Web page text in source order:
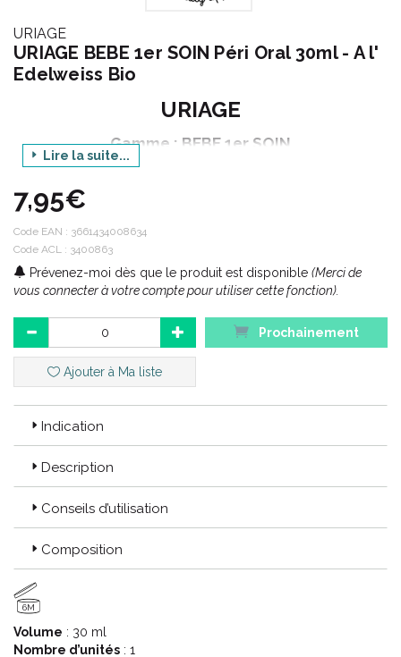
URIAGE
URIAGE BEBE 1er SOIN Péri Oral 30ml - A l'
Edelweiss Bio
URIAGE
Gamme : BEBE 1er SOIN
Produit : SOIN PERI-ORAL
1ers SOINS BÉBÉ :
Soins bébés et enfants
Thermale d’ Uriage, pour les bébés et les enfants.
Code ACL : 3400863
Lire la suite...
7,95€
Code EAN : 3661434008634
Code ACL : 3400863
Prévenez-moi dès que le produit est disponible (Merci de
vous connecter à votre compte pour utiliser cette fonction).
Prochainement
Ajouter à Ma liste
Indication
Description
Conseils d’utilisation
Composition
6M
Volume : 30 ml
Nombre d’unités : 1